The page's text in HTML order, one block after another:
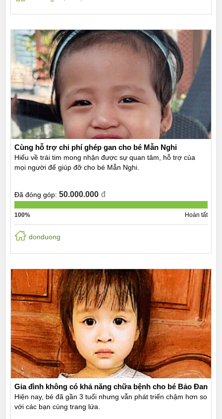
Cùng hỗ trợ chi phí ghép gan cho bé Mẫn Nghi
Hiểu về trái tim mong nhận được sự quan tâm, hỗ trợ của
mọi người để giúp đỡ cho bé Mẫn Nghi.
Đã đóng góp: 50.000.000 đ
100% Hoàn tất
donduong
Gia đình không có khả năng chữa bệnh cho bé Bảo Đan
Hiện nay, bé đã gần 3 tuổi nhưng vẫn phát triển chậm hơn so
với các bạn cùng trang lứa.